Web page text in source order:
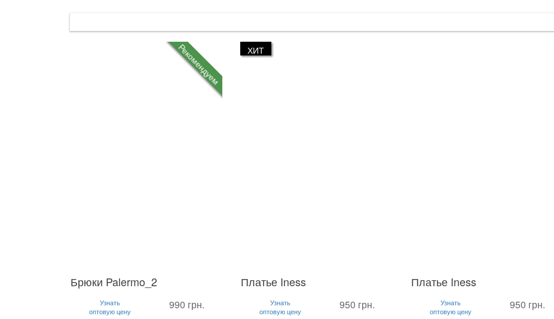
Рекомендуем
S M L XL
Брюки Palermo_2
Узнать
оптовую цену
990 грн.
ХИТ
S M L
Платье Iness
Узнать
оптовую цену
950 грн.
M L
Платье Iness
Узнать
оптовую цену
950 грн.